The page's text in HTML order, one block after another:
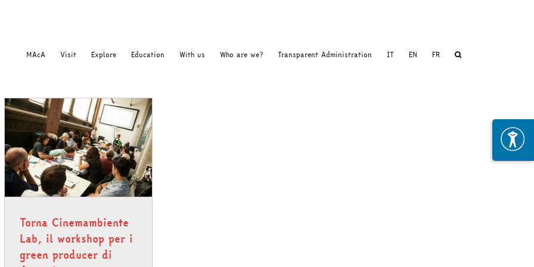
MAcA Visit Explore Education With us Who are we? Transparent Administration IT EN FR
Torna Cinemambiente
Lab, il workshop per i
green producer di